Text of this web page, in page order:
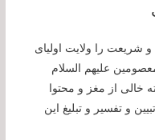
شريعت را ولايت اولياى
علیهم السلام
خالى از مغز و محتوا
و تفسير و تبليغ اين